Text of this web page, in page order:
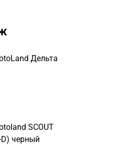
Дельта
SCOUT
черный